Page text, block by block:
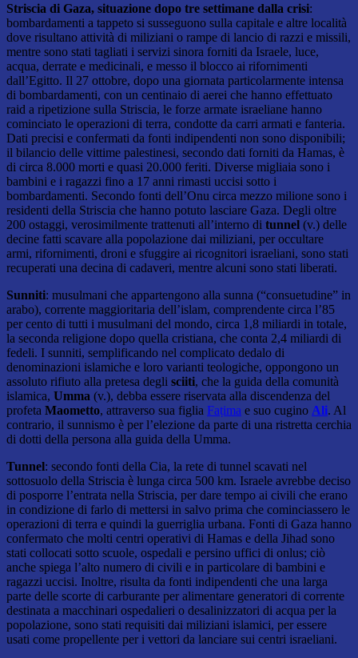
Striscia di Gaza, situazione dopo tre settimane dalla crisi:
bombardamenti a tappeto si susseguono sulla capitale e altre località
dove risultano attività di miliziani o rampe di lancio di razzi e missili,
mentre sono stati tagliati i servizi sinora forniti da Israele, luce,
acqua, derrate e medicinali, e messo il blocco ai rifornimenti
dall’Egitto. Il 27 ottobre, dopo una giornata particolarmente intensa
di bombardamenti, con un centinaio di aerei che hanno effettuato
raid a ripetizione sulla Striscia, le forze armate israeliane hanno
cominciato le operazioni di terra, condotte da carri armati e fanteria.
Dati precisi e confermati da fonti indipendenti non sono disponibili;
il bilancio delle vittime palestinesi, secondo dati forniti da Hamas, è
di circa 8.000 morti e quasi 20.000 feriti. Diverse migliaia sono i
bambini e i ragazzi fino a 17 anni rimasti uccisi sotto i
bombardamenti. Secondo fonti dell’Onu circa mezzo milione sono i
residenti della Striscia che hanno potuto lasciare Gaza. Degli oltre
200 ostaggi, verosimilmente trattenuti all’interno di tunnel (v.) delle
decine fatti scavare alla popolazione dai miliziani, per occultare
armi, rifornimenti, droni e sfuggire ai ricognitori israeliani, sono stati
recuperati una decina di cadaveri, mentre alcuni sono stati liberati.
Sunniti: musulmani che appartengono alla sunna (“consuetudine” in
arabo), corrente maggioritaria dell’islam, comprendente circa l’85
per cento di tutti i musulmani del mondo, circa 1,8 miliardi in totale,
la seconda religione dopo quella cristiana, che conta 2,4 miliardi di
fedeli. I sunniti, semplificando nel complicato dedalo di
denominazioni islamiche e loro varianti teologiche, oppongono un
assoluto rifiuto alla pretesa degli sciiti, che la guida della comunità
islamica, Umma (v.), debba essere riservata alla discendenza del
profeta Maometto, attraverso sua figlia Faṭima e suo cugino Ali. Al
contrario, il sunnismo è per l’elezione da parte di una ristretta cerchia
di dotti della persona alla guida della Umma.
Tunnel: secondo fonti della Cia, la rete di tunnel scavati nel
sottosuolo della Striscia è lunga circa 500 km. Israele avrebbe deciso
di posporre l’entrata nella Striscia, per dare tempo ai civili che erano
in condizione di farlo di mettersi in salvo prima che cominciassero le
operazioni di terra e quindi la guerriglia urbana. Fonti di Gaza hanno
confermato che molti centri operativi di Hamas e della Jihad sono
stati collocati sotto scuole, ospedali e persino uffici di onlus; ciò
anche spiega l’alto numero di civili e in particolare di bambini e
ragazzi uccisi. Inoltre, risulta da fonti indipendenti che una larga
parte delle scorte di carburante per alimentare generatori di corrente
destinata a macchinari ospedalieri o desalinizzatori di acqua per la
popolazione, sono stati requisiti dai miliziani islamici, per essere
usati come propellente per i vettori da lanciare sui centri israeliani.